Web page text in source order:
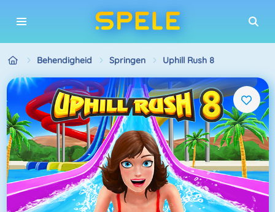
Behendigheid Springen Uphill Rush 8